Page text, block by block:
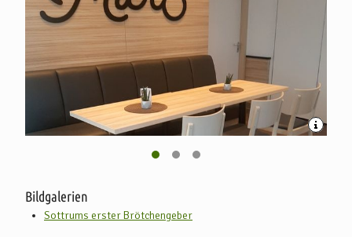
Bildgalerien
Sottrums erster Brötchengeber